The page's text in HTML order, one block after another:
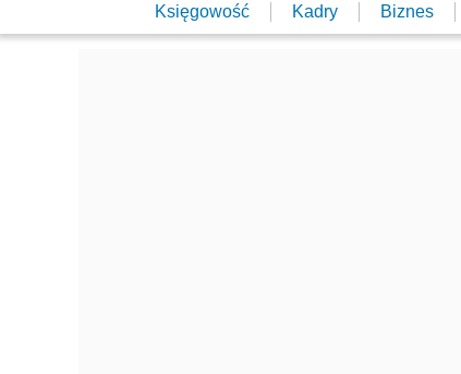
Księgowość Kadry Biznes